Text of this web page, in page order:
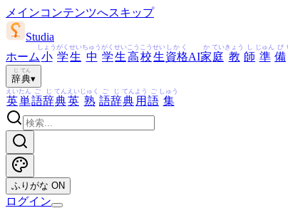
メインコンテンツへスキップ
Studia
ホーム 小
しょう
学
がく
生
せい
中
ちゅう
学
がく
生
せい
高
こう
校
こう
生
せい
資格
しかく
AI家
か
庭
てい
教
きょう
師
し
準
じゅん
備
び
辞
じ
典
てん
▾
英
えい
単
たん
語
ご
辞
じ
典
てん
英
えい
熟
じゅく
語
ご
辞
じ
典
てん
用
よう
語
ご
集
しゅう
ふりがな ON
ログイン